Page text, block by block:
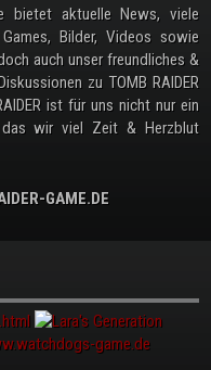
bietet aktuelle News, viele
Bilder, Videos sowie
auch unser freundliches &
zu TOMB RAIDER
ist für uns nicht nur ein
wir viel Zeit & Herzblut
GAME.DE